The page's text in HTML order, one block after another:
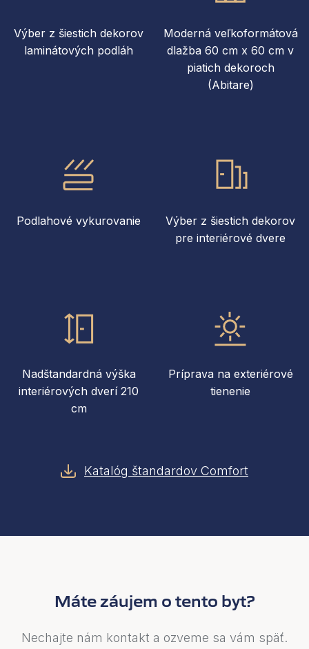
Výber z šiestich dekorov
laminátových podláh
Moderná veľkoformátová
dlažba 60 cm x 60 cm v
piatich dekoroch
(Abitare)
Podlahové vykurovanie
Výber z šiestich dekorov
pre interiérové dvere
Nadštandardná výška
interiérových dverí 210
cm
Príprava na exteriérové
tienenie
Katalóg štandardov Comfort
Máte záujem o tento byt?
Nechajte nám kontakt a ozveme sa vám späť.